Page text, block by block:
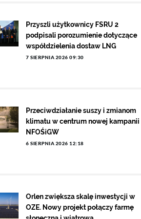
Przyszli użytkownicy FSRU 2
podpisali porozumienie dotyczące
współdzielenia dostaw LNG
7 SIERPNIA 2026 09:30
Przeciwdziałanie suszy i zmianom
klimatu w centrum nowej kampanii
NFOŚiGW
6 SIERPNIA 2026 12:18
Orlen zwiększa skalę inwestycji w
OZE. Nowy projekt połączy farmę